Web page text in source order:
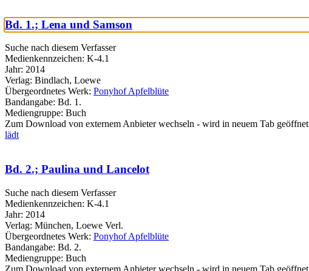
Bd. 1.; Lena und Samson
Suche nach diesem Verfasser
Medienkennzeichen: K-4.1
Jahr: 2014
Verlag: Bindlach, Loewe
Übergeordnetes Werk: Ponyhof Apfelblüte
Bandangabe: Bd. 1.
Mediengruppe: Buch
Zum Download von externem Anbieter wechseln - wird in neuem Tab geöffnet
lädt
Bd. 2.; Paulina und Lancelot
Suche nach diesem Verfasser
Medienkennzeichen: K-4.1
Jahr: 2014
Verlag: München, Loewe Verl.
Übergeordnetes Werk: Ponyhof Apfelblüte
Bandangabe: Bd. 2.
Mediengruppe: Buch
Zum Download von externem Anbieter wechseln - wird in neuem Tab geöffnet